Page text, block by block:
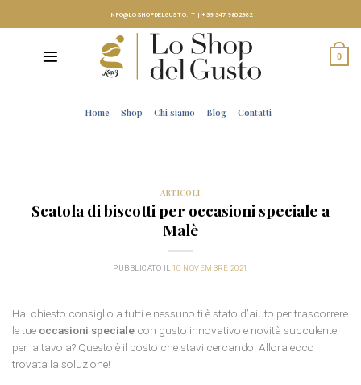
INFO@LOSHOPDELGUSTO.IT |+39 347 9802982
0
Home Shop Chi siamo Blog Contatti
ARTICOLI
Scatola di biscotti per occasioni speciale a
Malè
PUBBLICATO IL10 NOVEMBRE 2021
Hai chiesto consiglio a tutti e nessuno ti è stato d’aiuto per trascorrere
le tue occasioni speciale con gusto innovativo e novità succulente
per la tavola? Questo è il posto che stavi cercando. Allora ecco
trovata la soluzione!